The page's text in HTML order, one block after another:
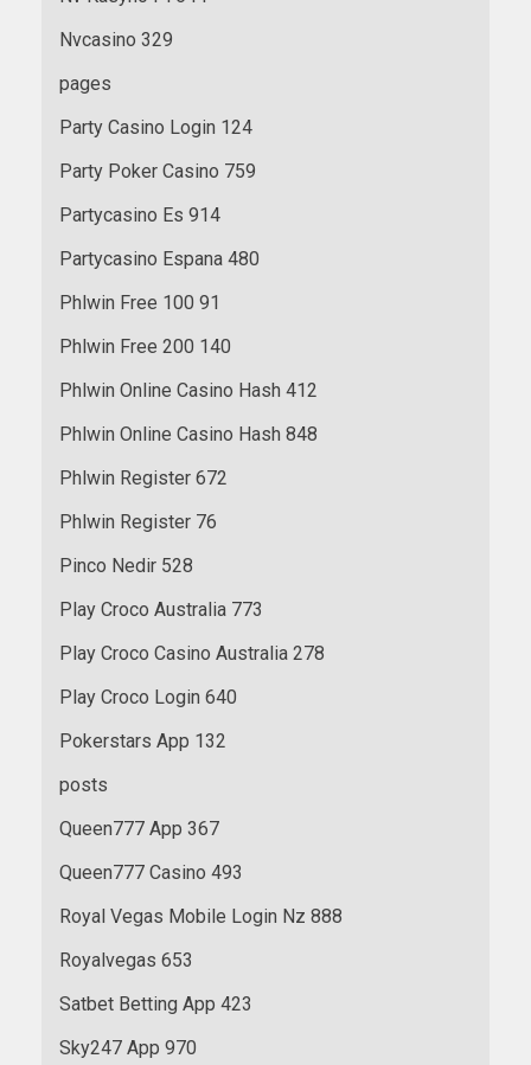
Nvcasino 329
pages
Party Casino Login 124
Party Poker Casino 759
Partycasino Es 914
Partycasino Espana 480
Phlwin Free 100 91
Phlwin Free 200 140
Phlwin Online Casino Hash 412
Phlwin Online Casino Hash 848
Phlwin Register 672
Phlwin Register 76
Pinco Nedir 528
Play Croco Australia 773
Play Croco Casino Australia 278
Play Croco Login 640
Pokerstars App 132
posts
Queen777 App 367
Queen777 Casino 493
Royal Vegas Mobile Login Nz 888
Royalvegas 653
Satbet Betting App 423
Sky247 App 970